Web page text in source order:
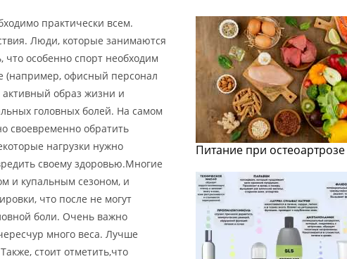
практически всем.
Люди, которые занимаются
особенно спорт необходим
(например, офисный персонал
активный образ жизни и
головных болей. На самом
своевременно обратить
нагрузки нужно
своему здоровью.Многие
и купальным сезоном, и
что после не могут
боли. Очень важно
много веса. Лучше
стоит отметить,что
Питание при остеоартрозе